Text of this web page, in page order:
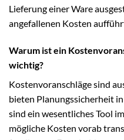
Lieferung einer Ware
angefallenen Kosten
Warum ist ein
wichtig?
Kostenvoranschläge sind
bieten Planungssicherheit
sind ein wesentliches Tool
mögliche Kosten vorab